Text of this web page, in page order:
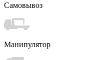
Самовывоз
Манипулятор